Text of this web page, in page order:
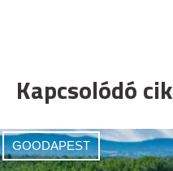
Kapcsolódó
GOODAPEST